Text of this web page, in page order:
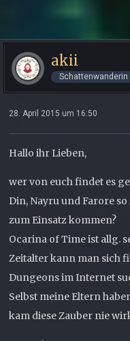
akii
Schattenwanderin
28. April 2015 um 16:50
Hallo ihr Lieben,
wer von euch findet es
Din, Nayru und Farore
zum Einsatz kommen?
Ocarina of Time ist allg.
Zeitalter kann man sich
Dungeons im Internet
Selbst meine Eltern
kam diese Zauber nie